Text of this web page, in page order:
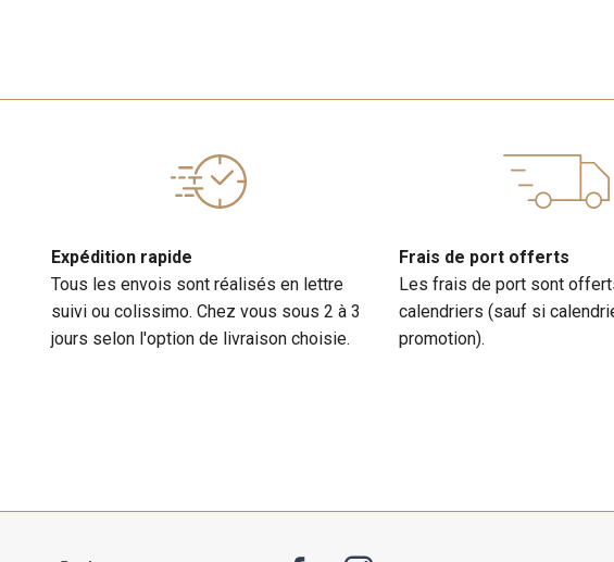
Expédition rapide
Tous les envois sont réalisés en lettre
suivi ou colissimo. Chez vous sous 2 à 3
jours selon l'option de livraison choisie.
Frais de port offerts
Les frais de port sont
calendriers (sauf si
promotion).